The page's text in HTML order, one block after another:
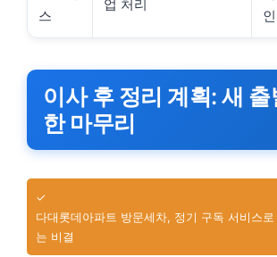
스
업 처리
인
이사 후 정리 계획: 새 출
한 마무리
✓
다대롯데아파트 방문세차, 정기 구독 서비스
는 비결